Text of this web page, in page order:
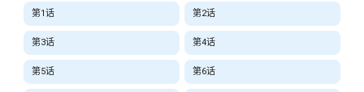
第1话 第2话
第3话 第4话
第5话 第6话